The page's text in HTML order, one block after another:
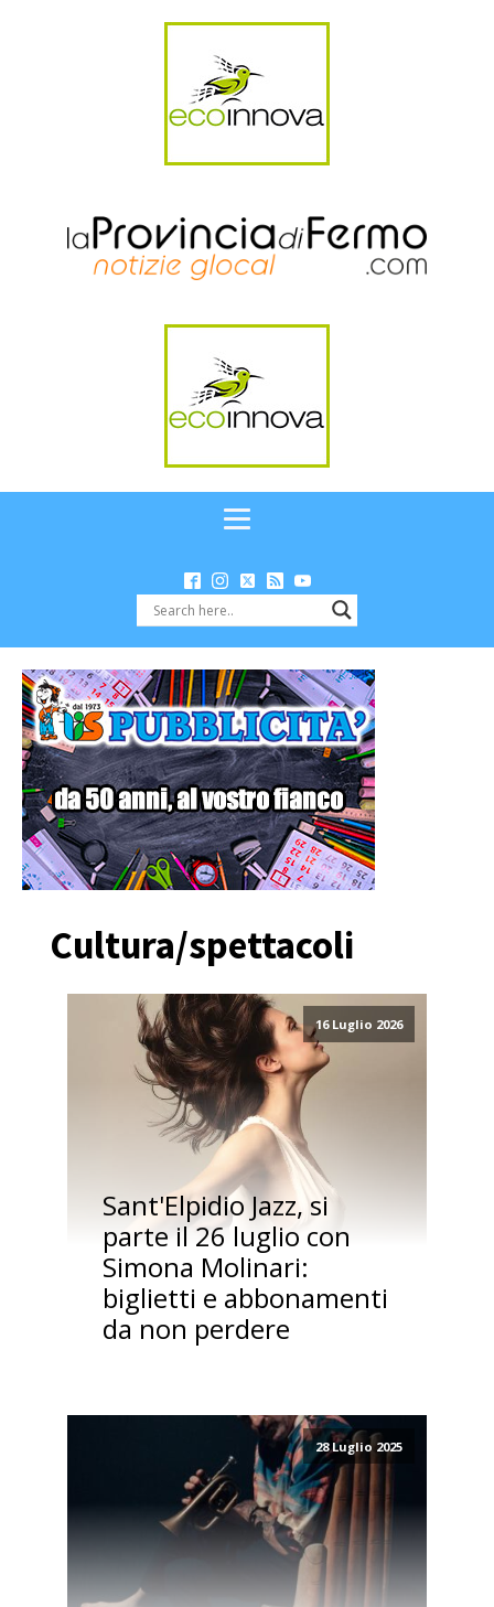
Cultura/spettacoli
16 Luglio 2026
Sant'Elpidio Jazz, si
parte il 26 luglio con
Simona Molinari:
biglietti e abbonamenti
da non perdere
28 Luglio 2025